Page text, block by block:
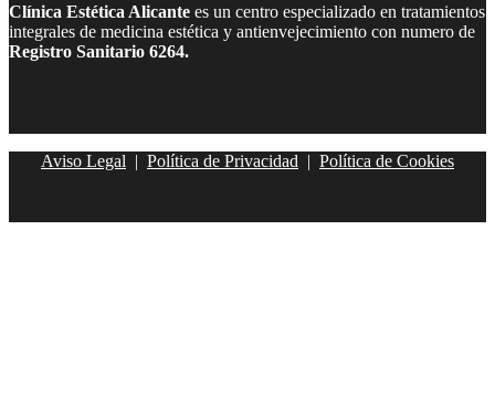
Clínica Estética Alicante es un centro especializado en tratamientos
integrales de medicina estética y antienvejecimiento con numero de
Registro Sanitario 6264.
Aviso Legal | Política de Privacidad | Política de Cookies